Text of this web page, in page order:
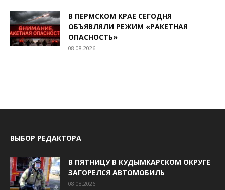
В ПЕРМСКОМ КРАЕ СЕГОДНЯ
ОБЪЯВЛЯЛИ РЕЖИМ «РАКЕТНАЯ
ОПАСНОСТЬ»
08.08.2026
ВЫБОР РЕДАКТОРА
В ПЯТНИЦУ В КУДЫМКАРСКОМ ОКРУГЕ
ЗАГОРЕЛСЯ АВТОМОБИЛЬ
08.08.2026